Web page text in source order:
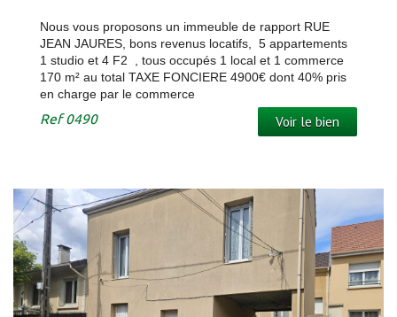
Nous vous proposons un immeuble de rapport RUE
JEAN JAURES, bons revenus locatifs, 5 appartements
1 studio et 4 F2 , tous occupés 1 local et 1 commerce
170 m² au total TAXE FONCIERE 4900€ dont 40% pris
en charge par le commerce
Ref0490 Voir le bien